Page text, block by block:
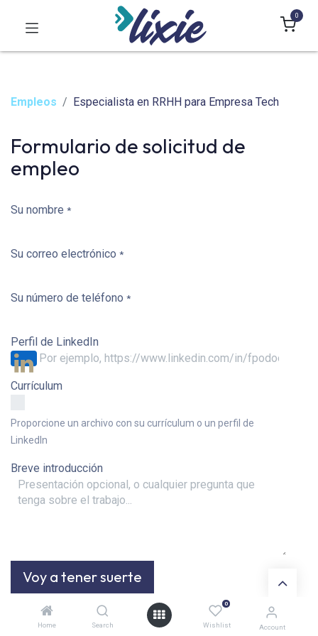
Home Search
0
Wishlist Account
0
Empleos Especialista en RRHH para Empresa Tech
Formulario de solicitud de
empleo
Su nombre *
Su correo electrónico *
Su número de teléfono *
Perfil de LinkedIn
Currículum
Proporcione un archivo con su currículum o un perfil de
LinkedIn
Breve introducción
Voy a tener suerte